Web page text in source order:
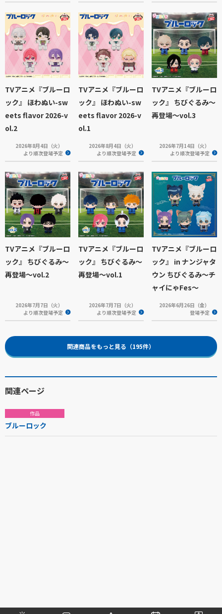
TVアニメ『ブルーロ
ック』 ほわぬい-sw
eets flavor 2026-v
ol.2
2026年8月4日（火）
より順次登場予定
TVアニメ『ブルーロ
ック』 ほわぬい-sw
eets flavor 2026-v
ol.1
2026年8月4日（火）
より順次登場予定
TVアニメ『ブルーロ
ック』 ちびぐるみ～
再登場～vol.3
2026年7月14日（火）
より順次登場予定
TVアニメ『ブルーロ
ック』 ちびぐるみ～
再登場～vol.2
2026年7月7日（火）
より順次登場予定
TVアニメ『ブルーロ
ック』 ちびぐるみ～
再登場～vol.1
2026年7月7日（火）
より順次登場予定
TVアニメ『ブルーロ
ック』 in ナンジャタ
ウン ちびぐるみ～チ
ャイにゃFes～
2026年6月26日（金）
登場予定
関連商品をもっと見る（195件）
関連ページ
作品
ブルーロック